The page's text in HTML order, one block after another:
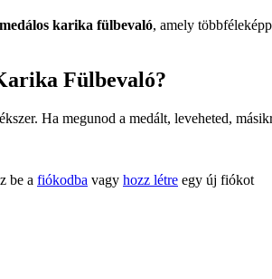
medálos karika fülbevaló, amely
Fülbevaló?
Ha megunod a medált, leveheted,
be a fiókodba vagy hozz létre egy új fiókot